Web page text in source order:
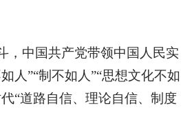
，中国共产党带领中国人民实
人”“制不如人”“思想文化不如
“道路自信、理论自信、制度